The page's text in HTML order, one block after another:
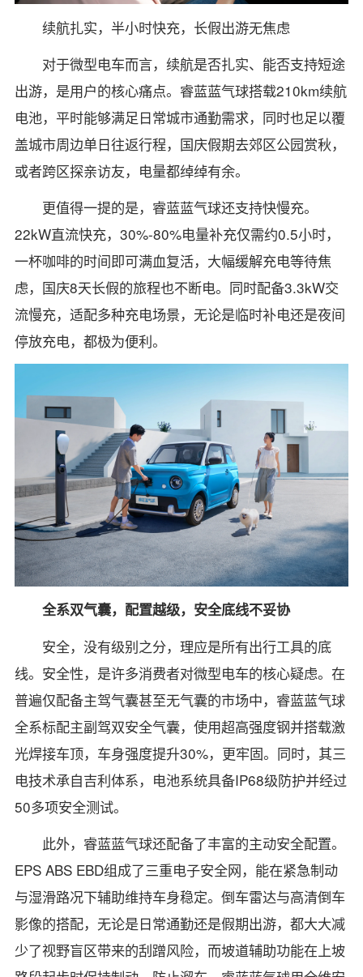
续航扎实，半小时快充，长假出游无焦虑
对于微型电车而言，续航是否扎实、能否支持短途
出游，是用户的核心痛点。睿蓝蓝气球搭载210km续航
电池，平时能够满足日常城市通勤需求，同时也足以覆
盖城市周边单日往返行程，国庆假期去郊区公园赏秋，
或者跨区探亲访友，电量都绰绰有余。
更值得一提的是，睿蓝蓝气球还支持快慢充。
22kW直流快充，30%-80%电量补充仅需约0.5小时，
一杯咖啡的时间即可满血复活，大幅缓解充电等待焦
虑，国庆8天长假的旅程也不断电。同时配备3.3kW交
流慢充，适配多种充电场景，无论是临时补电还是夜间
停放充电，都极为便利。
全系双气囊，配置越级，安全底线不妥协
安全，没有级别之分，理应是所有出行工具的底
线。安全性，是许多消费者对微型电车的核心疑虑。在
普遍仅配备主驾气囊甚至无气囊的市场中，睿蓝蓝气球
全系标配主副驾双安全气囊，使用超高强度钢并搭载激
光焊接车顶，车身强度提升30%，更牢固。同时，其三
电技术承自吉利体系，电池系统具备IP68级防护并经过
50多项安全测试。
此外，睿蓝蓝气球还配备了丰富的主动安全配置。
EPS ABS EBD组成了三重电子安全网，能在紧急制动
与湿滑路况下辅助维持车身稳定。倒车雷达与高清倒车
影像的搭配，无论是日常通勤还是假期出游，都大大减
少了视野盲区带来的刮蹭风险，而坡道辅助功能在上坡